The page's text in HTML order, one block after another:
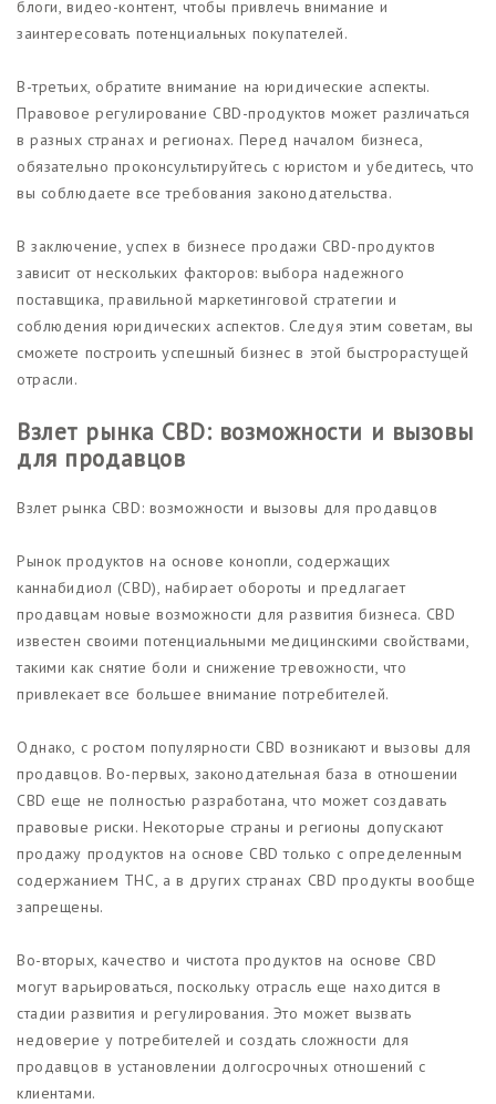
блоги, видео-контент, чтобы привлечь внимание и
заинтересовать потенциальных покупателей.
В-третьих, обратите внимание на юридические аспекты.
Правовое регулирование CBD-продуктов может различаться
в разных странах и регионах. Перед началом бизнеса,
обязательно проконсультируйтесь с юристом и убедитесь, что
вы соблюдаете все требования законодательства.
В заключение, успех в бизнесе продажи CBD-продуктов
зависит от нескольких факторов: выбора надежного
поставщика, правильной маркетинговой стратегии и
соблюдения юридических аспектов. Следуя этим советам, вы
сможете построить успешный бизнес в этой быстрорастущей
отрасли.
Взлет рынка CBD: возможности и вызовы
для продавцов
Взлет рынка CBD: возможности и вызовы для продавцов
Рынок продуктов на основе конопли, содержащих
каннабидиол (CBD), набирает обороты и предлагает
продавцам новые возможности для развития бизнеса. CBD
известен своими потенциальными медицинскими свойствами,
такими как снятие боли и снижение тревожности, что
привлекает все большее внимание потребителей.
Однако, с ростом популярности CBD возникают и вызовы для
продавцов. Во-первых, законодательная база в отношении
CBD еще не полностью разработана, что может создавать
правовые риски. Некоторые страны и регионы допускают
продажу продуктов на основе CBD только с определенным
содержанием THC, а в других странах CBD продукты вообще
запрещены.
Во-вторых, качество и чистота продуктов на основе CBD
могут варьироваться, поскольку отрасль еще находится в
стадии развития и регулирования. Это может вызвать
недоверие у потребителей и создать сложности для
продавцов в установлении долгосрочных отношений с
клиентами.